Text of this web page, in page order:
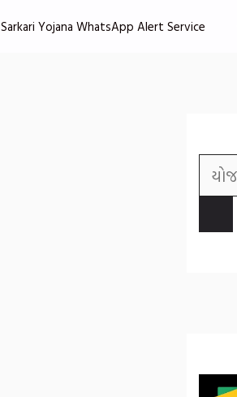
Sarkari Yojana WhatsApp Alert Service